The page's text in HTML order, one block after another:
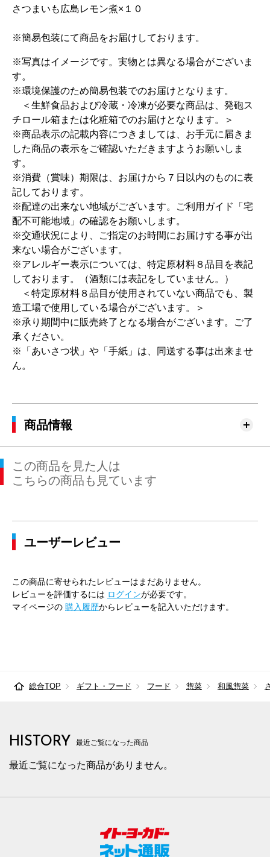
さつまいも広島レモン煮×１０
※簡易包装にて商品をお届けしております。
※写真はイメージです。実物とは異なる場合がございま
す。
※環境保護のため簡易包装でのお届けとなります。
＜生鮮食品および冷蔵・冷凍が必要な商品は、発砲ス
チロール箱または化粧箱でのお届けとなります。＞
※商品表示の記載内容につきましては、お手元に届きま
した商品の表示をご確認いただきますようお願いしま
す。
※消費（賞味）期限は、お届けから７日以内のものに表
記しております。
※配達の出来ない地域がございます。ご利用ガイド「宅
配不可能地域」の確認をお願いします。
※交通状況により、ご指定のお時間にお届けする事が出
来ない場合がございます。
※アレルギー表示については、特定原材料８品目を表記
しております。（酒類には表記をしていません。）
＜特定原材料８品目が使用されていない商品でも、製
造工場で使用している場合がございます。＞
※承り期間中に販売終了となる場合がございます。ご了
承ください。
※「あいさつ状」や「手紙」は、同送する事は出来ませ
ん。
商品情報
この商品を見た人は
こちらの商品も見ています
ユーザーレビュー
この商品に寄せられたレビューはまだありません。
レビューを評価するには ログインが必要です。
マイページの 購入履歴からレビューを記入いただけます。
総合TOP ギフト・フード フード 惣菜 和風惣菜
HISTORY 最近ご覧になった商品
最近ご覧になった商品がありません。